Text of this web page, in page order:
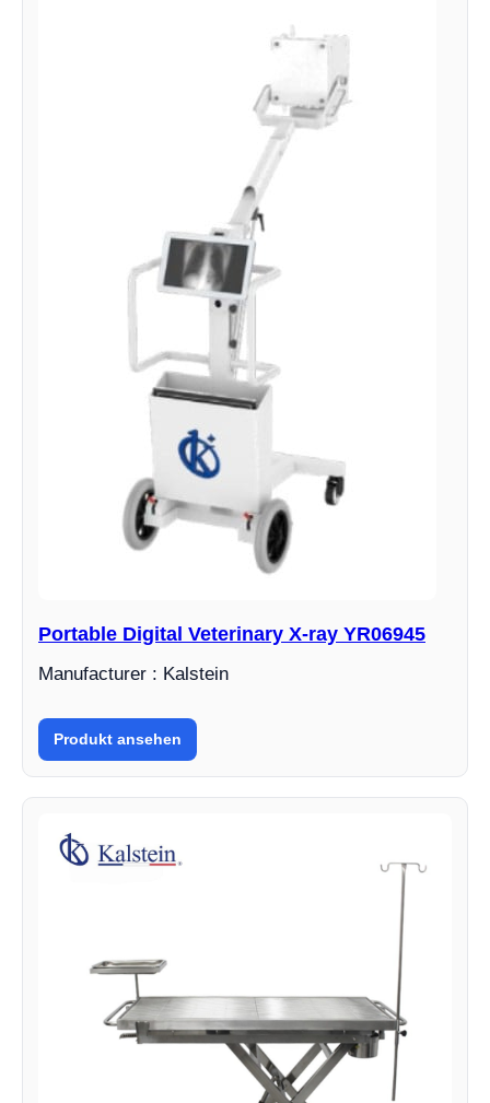
Portable Digital Veterinary X-ray YR06945
Manufacturer : Kalstein
Produkt ansehen